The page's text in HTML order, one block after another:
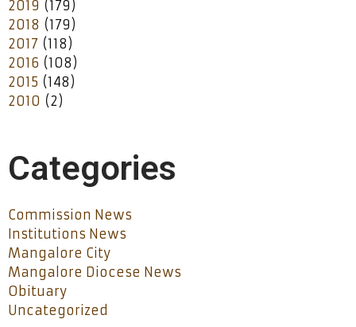
2019 (179)
2018 (179)
2017 (118)
2016 (108)
2015 (148)
2010 (2)
Categories
Commission News
Institutions News
Mangalore City
Mangalore Diocese News
Obituary
Uncategorized